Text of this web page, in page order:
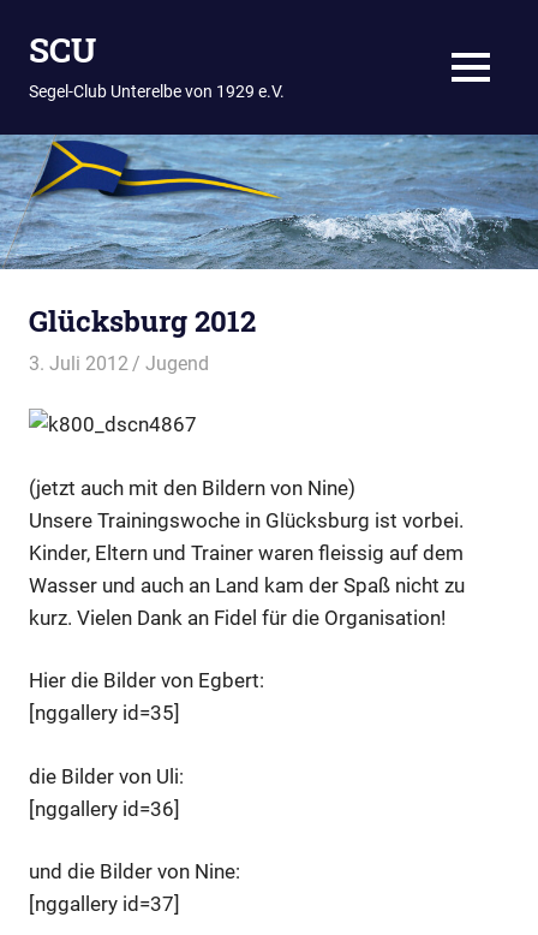
InhaltSCU
Segel-Club Unterelbe von 1929 e.V. MENÜ
Glücksburg 2012
3. Juli 2012 Thees
Jugend
(jetzt auch mit den Bildern von Nine)
Unsere Trainingswoche in Glücksburg ist vorbei.
Kinder, Eltern und Trainer waren fleissig auf dem
Wasser und auch an Land kam der Spaß nicht zu
kurz. Vielen Dank an Fidel für die Organisation!
Hier die Bilder von Egbert:
[nggallery id=35]
die Bilder von Uli:
[nggallery id=36]
und die Bilder von Nine:
[nggallery id=37]